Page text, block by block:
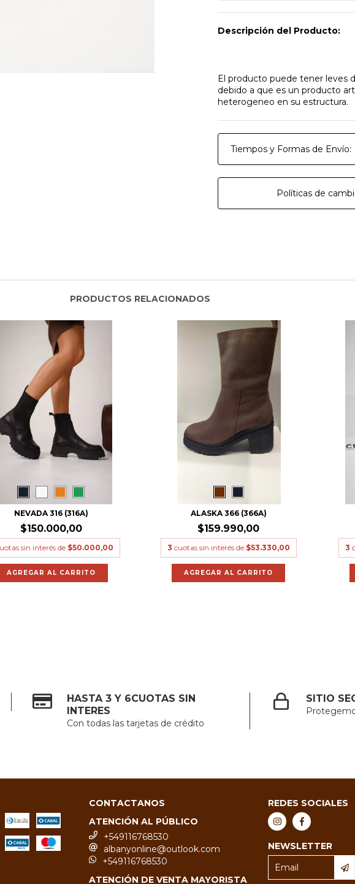
Descripción del Producto:
El producto puede tener leves
debido a que es un producto
heterogeneo en su estructura.
Tiempos y Formas de Envío:
Políticas de
PRODUCTOS RELACIONADOS
NEVADA 316 (316A)
$150.000,00
sin interés de $50.000,00
AGREGAR AL CARRITO
ALASKA 366 (366A)
$159.990,00
3 cuotas sin interés de $53.330,00
AGREGAR AL CARRITO
3
HASTA 3 Y 6CUOTAS SIN
INTERES
Con todas las tarjetas de crédito
SITIO
CONTACTANOS
ATENCIÓN AL PÚBLICO
+549116768530
albanyonline@outlook.com
+549116768530
ATENCIÓN DE VENTA MAYORISTA
REDES SOCIALES
NEWSLETTER